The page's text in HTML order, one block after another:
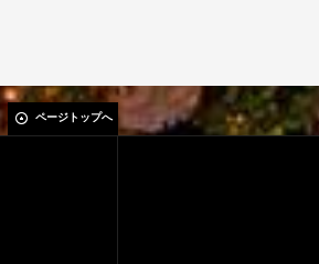
ページトップへ